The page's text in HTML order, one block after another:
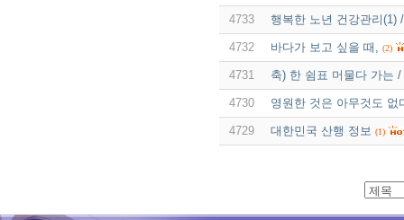
4733 행복한 노년 건강관리(1)
4732 바다가 보고 싶을 때, (2)
4731 축) 한 쉼표 머물다 가는 /
4730 영원한 것은 아무것도 없
4729 대한민국 산행 정보 (1)